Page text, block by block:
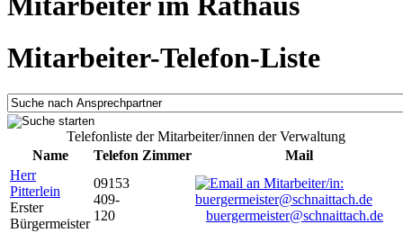
Mitarbeiter-Telefon-Liste
Telefonliste der Mitarbeiter/innen der Verwaltung
Name
Telefon Zimmer
Mail
Herr
Pitterlein
Erster
Bürgermeister
09153
409-
120
buergermeister@schnaittach.de